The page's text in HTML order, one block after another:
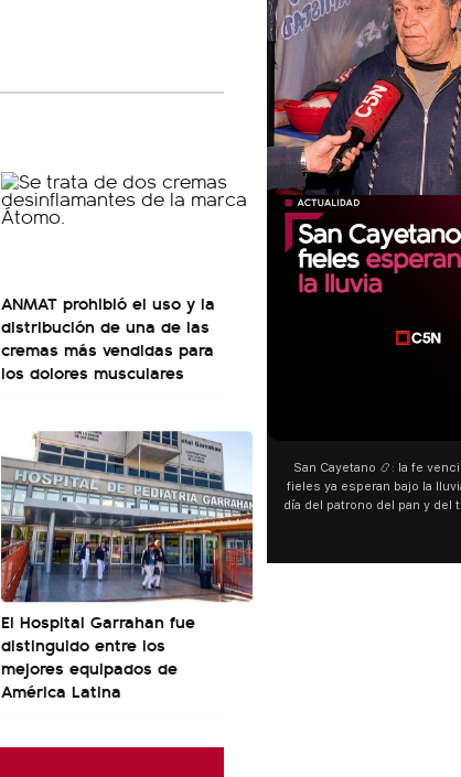
ANMAT prohibió el uso y la
distribución de una de las
cremas más vendidas para
los dolores musculares
El Hospital Garrahan fue
distinguido entre los
mejores equipados de
América Latina
San Cayetano 📿: la fe venció al agua y los
fieles ya esperan bajo la lluvia ➡️ A horas del
día del patrono del pan y del trabajo, miles de
personas acampan en Liniers para agradecer
y pedir. 🎙️ @bernardomagnago